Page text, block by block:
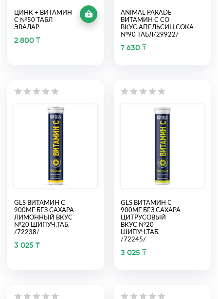
ЦИНК + ВИТАМИН
С №50 ТАБЛ
ЭВАЛАР
2 800 ₸
ANIMAL PARADE
ВИТАМИН С СО
ВКУС,АПЕЛЬСИН,СОКА
№90 ТАБЛ/29922/
7 630 ₸
GLS ВИТАМИН С
900МГ БЕЗ САХАРА
ЛИМОННЫЙ ВКУС
№20 ШИПУЧ.ТАБ.
/72238/
3 025 ₸
GLS ВИТАМИН С
900МГ БЕЗ САХАРА
ЦИТРУСОВЫЙ
ВКУС №20
ШИПУЧ.ТАБ.
/72245/
3 025 ₸